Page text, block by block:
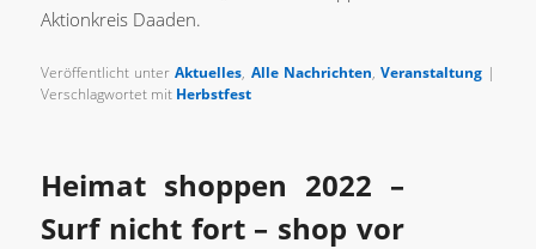
Aktionkreis Daaden.
Veröffentlicht unter Aktuelles, Alle Nachrichten, Veranstaltung |
Verschlagwortet mit Herbstfest
Heimat shoppen 2022 –
Surf nicht fort – shop vor